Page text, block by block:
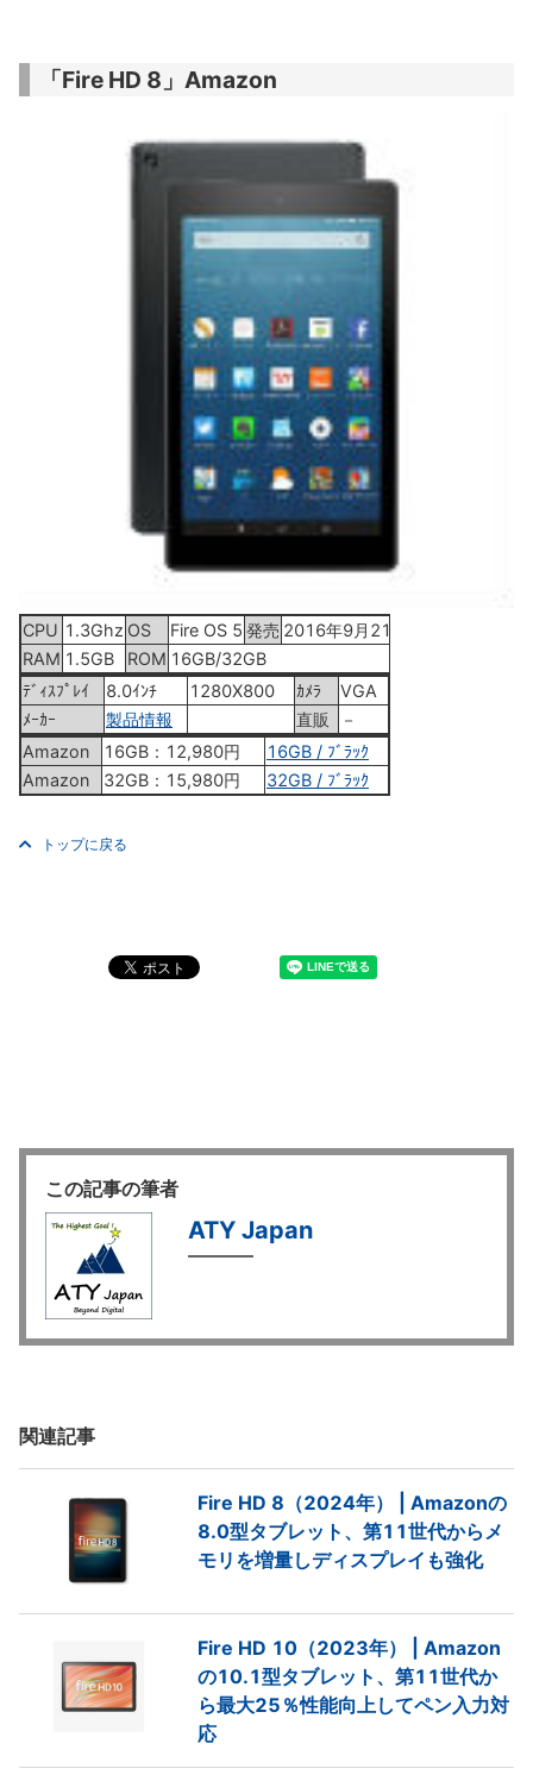
「Fire HD 8」Amazon
CPU 1.3Ghz OS Fire OS 5 発売 2016年9月21日
RAM 1.5GB ROM 16GB/32GB
ﾃﾞｨｽﾌﾟﾚｲ
8.0ｲﾝﾁ 1280X800 ｶﾒﾗ
VGA
ﾒｰｶｰ
製品情報 直販
－
Amazon
16GB：12,980円
16GB / ﾌﾞﾗｯｸ
Amazon
32GB：15,980円 32GB / ﾌﾞﾗｯｸ
トップに戻る
この記事の筆者
ATY Japan
関連記事
Fire HD 8（2024年） | Amazonの
8.0型タブレット、第11世代からメ
モリを増量しディスプレイも強化
Fire HD 10（2023年） | Amazon
の10.1型タブレット、第11世代か
ら最大25％性能向上してペン入力対
応